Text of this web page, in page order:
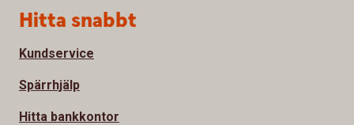
Sidfot
Hitta snabbt
Kundservice
Spärrhjälp
Hitta bankkontor